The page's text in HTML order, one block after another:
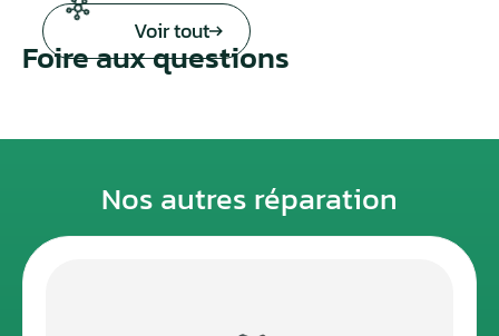
Voir tout
Foire aux questions
Nos autres réparation